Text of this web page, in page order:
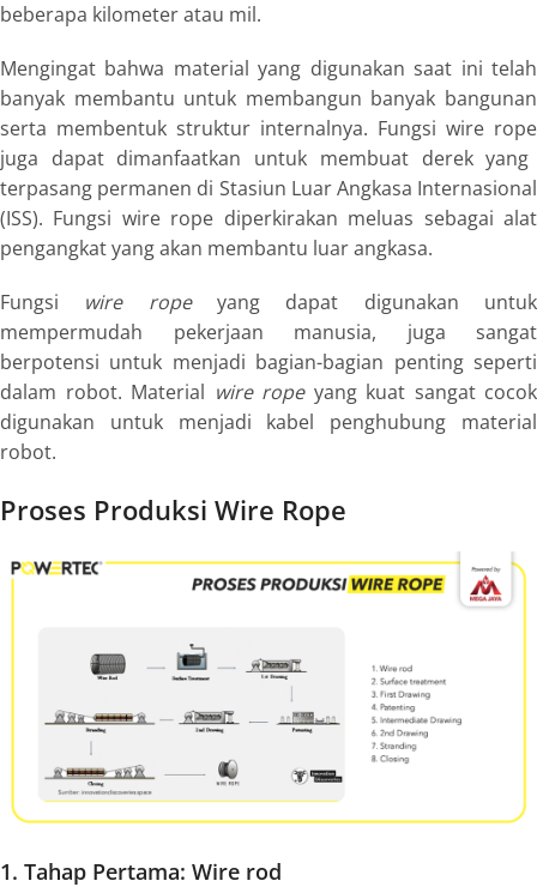
beberapa kilometer atau mil.
Mengingat bahwa material yang digunakan saat ini telah
banyak membantu untuk membangun banyak bangunan
serta membentuk struktur internalnya. Fungsi wire rope
juga dapat dimanfaatkan untuk membuat derek yang
terpasang permanen di Stasiun Luar Angkasa Internasional
(ISS). Fungsi wire rope diperkirakan meluas sebagai alat
pengangkat yang akan membantu luar angkasa.
Fungsi wire ropeyang dapat digunakan untuk
mempermudah pekerjaan manusia, juga sangat
berpotensi untuk menjadi bagian-bagian penting seperti
dalam robot. Material wire ropeyang kuat sangat cocok
digunakan untuk menjadi kabel penghubung material
robot.
Proses Produksi Wire Rope
1. Tahap Pertama: Wire rod